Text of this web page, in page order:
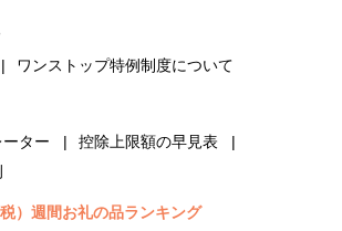
ワンストップ特例制度について
ター
控除上限額の早見表
）週間お礼の品ランキング